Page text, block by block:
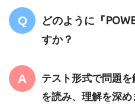
どのように『
すか？
テスト形式で問題
を読み、理解を深